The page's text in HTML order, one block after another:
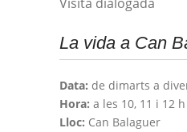
La vida a Can
Data: de dimarts a
Hora: a les 10, 11 i 12 h
Lloc: Can Balaguer